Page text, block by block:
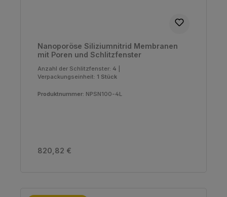
Nanoporöse Siliziumnitrid Membranen
mit Poren und Schlitzfenster
Anzahl der Schlitzfenster: 4
Verpackungseinheit: 1 Stück
Produktnummer: NPSN100-4L
Regulärer Preis:
820,82 €